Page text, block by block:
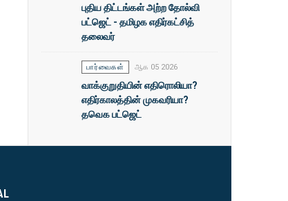
புதிய திட்டங்கள் அற்ற தோல்வி
பட்ஜெட் - தமிழக எதிர்கட்சித்
தலைவர்
பார்வைகள் ஆக 05 2026
வாக்குறுதியின் எதிரொலியா?
எதிர்காலத்தின் முகவரியா?
தவெக பட்ஜெட்